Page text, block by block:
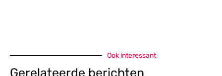
Ook interessant
Gerelateerde berichten